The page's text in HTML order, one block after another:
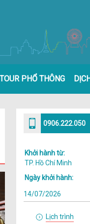
PHỔ THÔNG
0906.222.050
Khởi hành từ:
TP. Hồ Chí Minh
Ngày khởi hành:
14/07/2026
Lịch trình